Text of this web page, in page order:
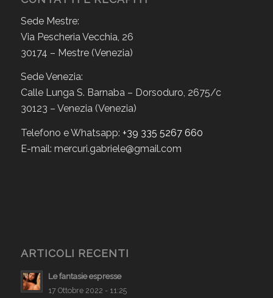
Sede Mestre:
Via Pescheria Vecchia, 26
30174 – Mestre (Venezia)
Sede Venezia:
Calle Lunga S. Barnaba – Dorsoduro, 2675/c
30123 – Venezia (Venezia)
Telefono e Whatsapp: +39 335 5267 660
E-mail: mercuri.gabriele@gmail.com
ARTICOLI RECENTI
Le fantasie espresse
17 Ottobre 2022 - 11:25